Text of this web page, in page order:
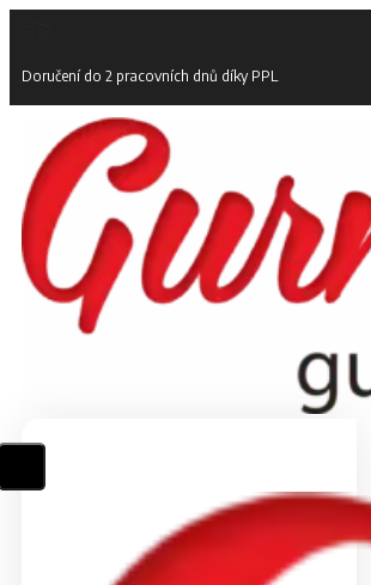
Doručení do 2 pracovních dnů díky PPL